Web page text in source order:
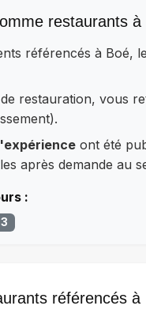
restaurants à
référencés à
restauration, vous
ont été
après demande au
:
référencés à